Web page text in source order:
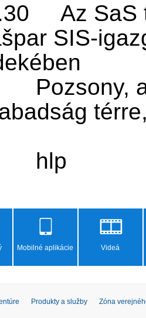
Az
SIS-
Mobilné aplikácie Videá
Produkty a služby
Zóna